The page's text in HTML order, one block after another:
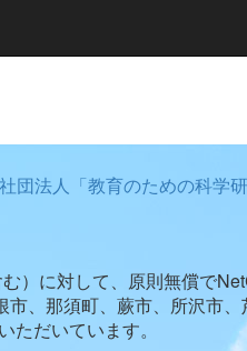
団法人「教育のための科学研
）に対して、原則無償で
、那須町、蕨市、所沢市
だいています。